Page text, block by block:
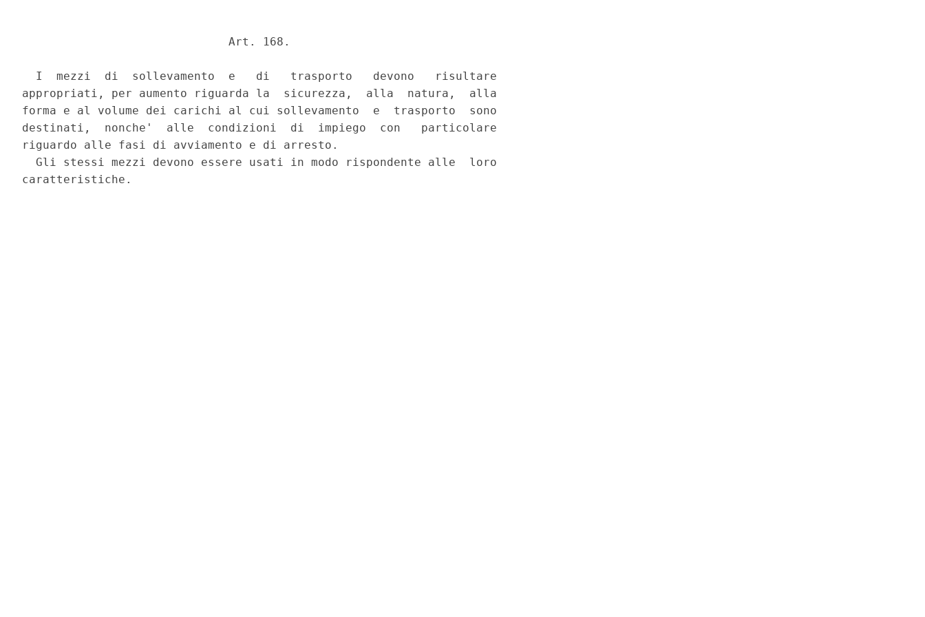
                              Art. 168.
  I  mezzi  di  sollevamento  e   di   trasporto   devono   risultare
appropriati, per aumento riguarda la  sicurezza,  alla  natura,  alla
forma e al volume dei carichi al cui sollevamento  e  trasporto  sono
destinati,  nonche'  alle  condizioni  di  impiego  con   particolare
riguardo alle fasi di avviamento e di arresto.
  Gli stessi mezzi devono essere usati in modo rispondente alle  loro